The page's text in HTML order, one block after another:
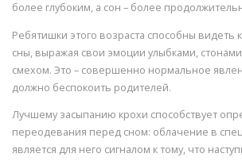
более глубоким, а сон – более
Ребятишки этого возраста способны видеть
сны, выражая свои эмоции улыбками,
смехом. Это – совершенно нормальное
должно беспокоить родителей.
Лучшему засыпанию крохи способствует
переодевания перед сном: облачение в
является для него сигналом к тому, что